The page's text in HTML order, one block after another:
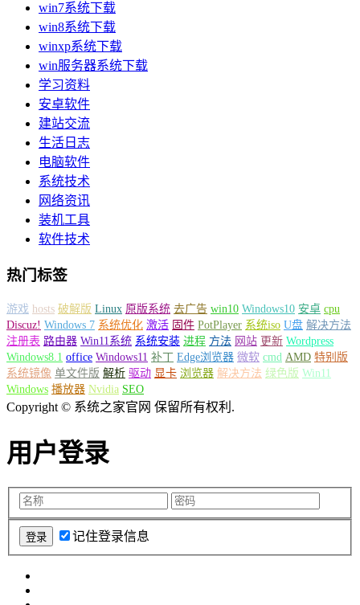
win7系统下载
win8系统下载
winxp系统下载
win服务器系统下载
学习资料
安卓软件
建站交流
生活日志
电脑软件
系统技术
网络资讯
装机工具
软件技术
热门标签
游戏 hosts 破解版 Linux 原版系统 去广告 win10 Windows10 安卓 cpu
Discuz! Windows 7 系统优化 激活 固件 PotPlayer 系统iso U盘 解决方法
注册表 路由器 Win11系统 系统安装 进程 方法 网站 更新 Wordpress
Windows8.1 office Windows11 补丁 Edge浏览器 微软 cmd AMD 特别版
系统镜像 单文件版 解析 驱动 显卡 浏览器 解决方法 绿色版 Win11
Windows 播放器 Nvidia SEO
Copyright © 系统之家官网 保留所有权利.
用户登录
记住登录信息